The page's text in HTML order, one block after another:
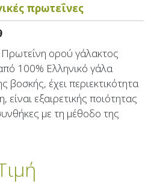
πρωτεΐνες
Πρωτεΐνη ορού γάλακτος
100% Ελληνικό γάλα
έχει περιεκτικότητα
εξαιρετικής ποιότητας
με τη μέθοδο της